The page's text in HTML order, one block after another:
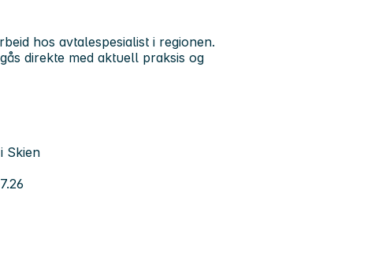
hos avtalespesialist i regionen.
direkte med aktuell praksis og
Skien